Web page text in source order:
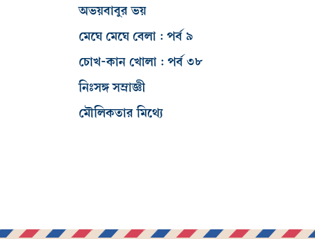
অভয়বাবুর ভয়
মেঘে মেঘে বেলা : পর্ব ৯
চোখ-কান খোলা : পর্ব ৩৮
নিঃসঙ্গ সম্রাজ্ঞী
মৌলিকতার মিথ্যে